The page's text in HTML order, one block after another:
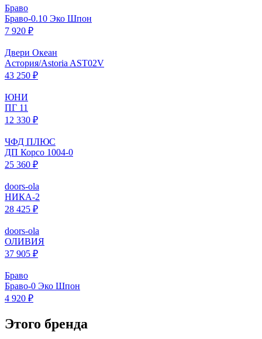
Браво
Браво-0.10 Эко Шпон
7 920 ₽
Двери Океан
Астория/Astoria AST02V
43 250 ₽
ЮНИ
ПГ 11
12 330 ₽
ЧФД ПЛЮС
ДП Корсо 1004-0
25 360 ₽
doors-ola
НИКА-2
28 425 ₽
doors-ola
ОЛИВИЯ
37 905 ₽
Браво
Браво-0 Эко Шпон
4 920 ₽
Этого бренда